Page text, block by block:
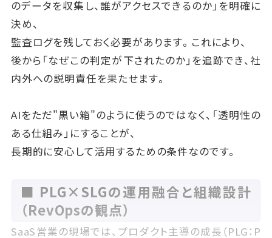
のデータを収集し、誰がアクセスできるのか」を明確に
決め、
監査ログを残しておく必要があります。これにより、
後から「なぜこの判定が下されたのか」を追跡でき、社
内外への説明責任を果たせます。
AIをただ"黒い箱"のように使うのではなく、「透明性の
ある仕組み」にすることが、
長期的に安心して活用するための条件なのです。
■ PLG×SLGの運用融合と組織設計
（RevOpsの観点）
SaaS営業の現場では、プロダクト主導の成長（PLG：P